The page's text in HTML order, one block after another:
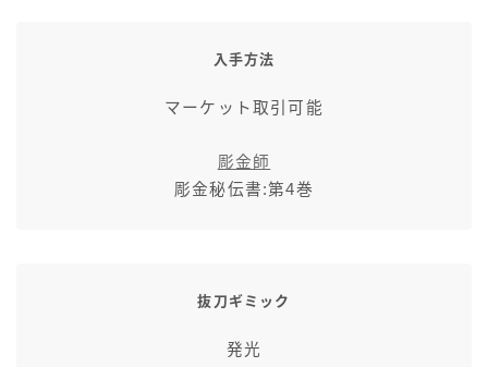
入手方法
マーケット取引可能
彫金師
彫金秘伝書:第4巻
抜刀ギミック
発光